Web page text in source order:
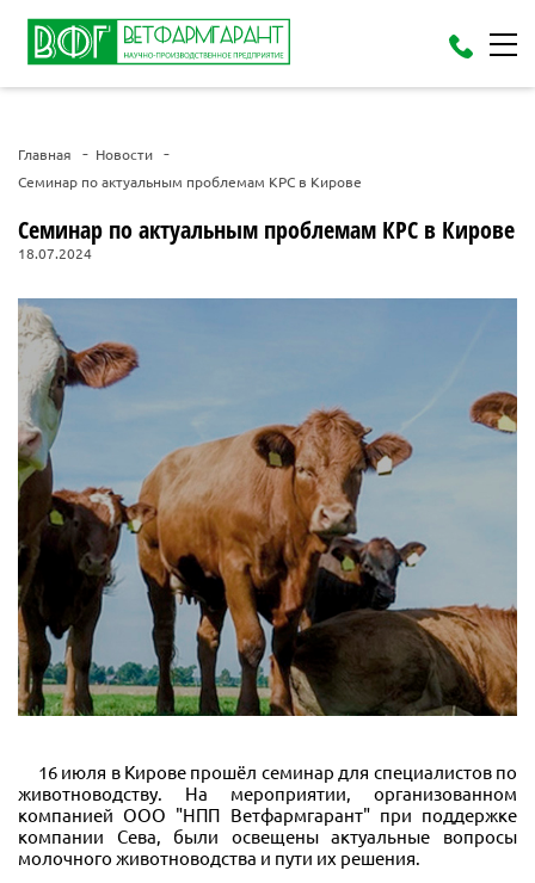
Главная
Новости
Семинар по актуальным проблемам КРС в Кирове
Семинар по актуальным проблемам КРС в Кирове
18.07.2024
16 июля в Кирове прошёл семинар для специалистов по
животноводству. На мероприятии, организованном
компанией ООО "НПП Ветфармгарант" при поддержке
компании Сева, были освещены актуальные вопросы
молочного животноводства и пути их решения.